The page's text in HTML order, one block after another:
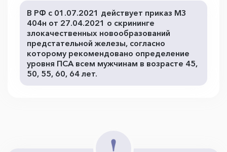
В РФ с 01.07.2021 действует приказ МЗ
404н от 27.04.2021 о скрининге
злокачественных новообразований
предстательной железы, согласно
которому рекомендовано определение
уровня ПСА всем мужчинам в возрасте 45,
50, 55, 60, 64 лет.